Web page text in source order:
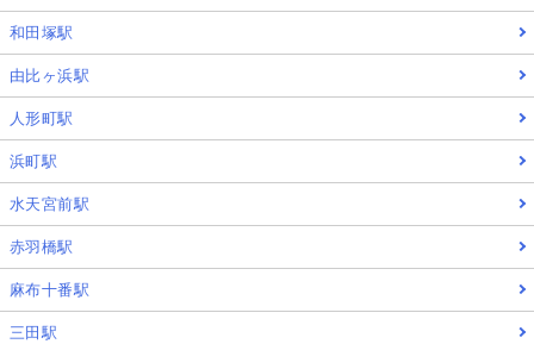
和田塚駅
由比ヶ浜駅
人形町駅
浜町駅
水天宮前駅
赤羽橋駅
麻布十番駅
三田駅